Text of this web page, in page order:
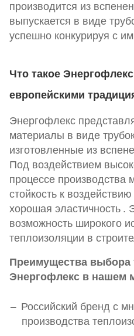
производится из
выпускается в виде
успешно конкурируя с
Что такое
европейскими
Энергофлекс
материалы в виде
изготовленные из
Под воздействием
процессе производства
стойкость к
хорошая эластичность .
возможность широкого
теплоизоляции в
Преимущества выбора
Энергофлекс в нашем
Российский бренд с
производства